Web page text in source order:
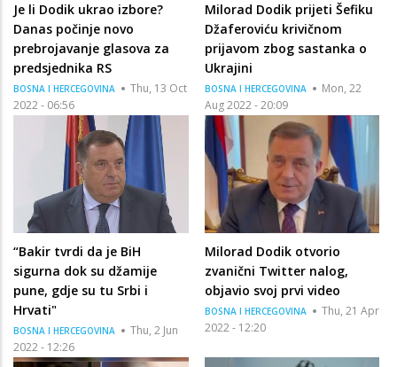
Je li Dodik ukrao izbore?
Danas počinje novo
prebrojavanje glasova za
predsjednika RS
BOSNA I HERCEGOVINA
Thu, 13 Oct
2022 - 06:56
Milorad Dodik prijeti Šefiku
Džaferoviću krivičnom
prijavom zbog sastanka o
Ukrajini
BOSNA I HERCEGOVINA
Mon, 22
Aug 2022 - 20:09
“Bakir tvrdi da je BiH
sigurna dok su džamije
pune, gdje su tu Srbi i
Hrvati"
BOSNA I HERCEGOVINA
Thu, 2 Jun
2022 - 12:26
Milorad Dodik otvorio
zvanični Twitter nalog,
objavio svoj prvi video
BOSNA I HERCEGOVINA
Thu, 21 Apr
2022 - 12:20